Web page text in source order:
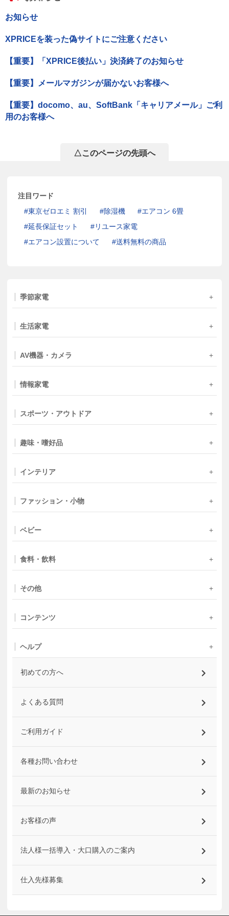
お知らせ
XPRICEを装った偽サイトにご注意ください
【重要】「XPRICE後払い」決済終了のお知らせ
【重要】メールマガジンが届かないお客様へ
【重要】docomo、au、SoftBank「キャリアメール」ご利
用のお客様へ
△このページの先頭へ
注目ワード
東京ゼロエミ 割引
除湿機
エアコン 6畳
延長保証セット
リユース家電
エアコン設置について
送料無料の商品
季節家電
生活家電
AV機器・カメラ
情報家電
スポーツ・アウトドア
趣味・嗜好品
インテリア
ファッション・小物
ベビー
食料・飲料
その他
コンテンツ
ヘルプ
初めての方へ
よくある質問
ご利用ガイド
各種お問い合わせ
最新のお知らせ
お客様の声
法人様一括導入・大口購入のご案内
仕入先様募集